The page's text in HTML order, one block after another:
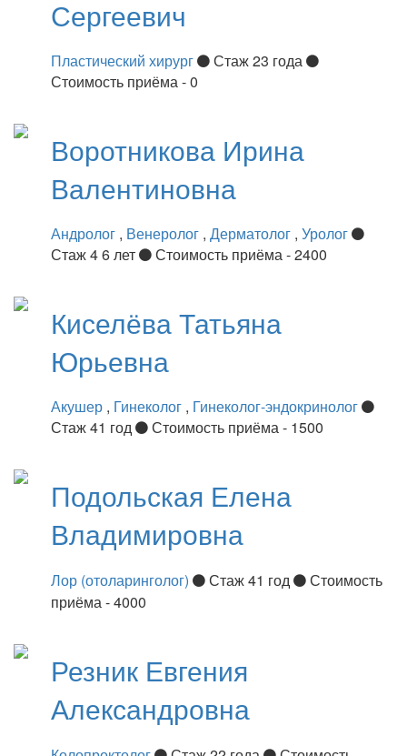
Сергеевич
Пластический хирург
Стаж 23 года
Стоимость приёма - 0
Воротникова Ирина
Валентиновна
Андролог , Венеролог , Дерматолог , Уролог
Стаж 4 6 лет
Стоимость приёма - 2400
КиселёваТатьяна
Юрьевна
Акушер , Гинеколог , Гинеколог-эндокринолог
Стаж 41 год
Стоимость приёма - 1500
Подольская Елена
Владимировна
Лор (отоларинголог) Стаж 41 год
Стоимость
приёма - 4000
Резник Евгения
Александровна